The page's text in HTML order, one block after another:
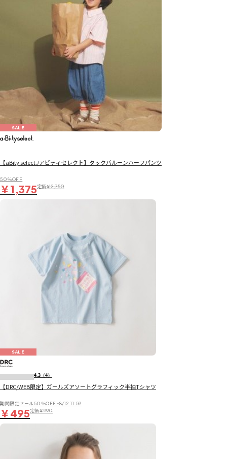
SALE
【aBity select./アビティセレクト】タックバルーンハーフパンツ
50％OFF
￥1,375定価￥2,750
SALE
4.3 （4）
【DRC/WEB限定】ガールズアソートグラフィック半袖Tシャツ
期間限定セール50％OFF~8/12 11:59
￥495定価￥990